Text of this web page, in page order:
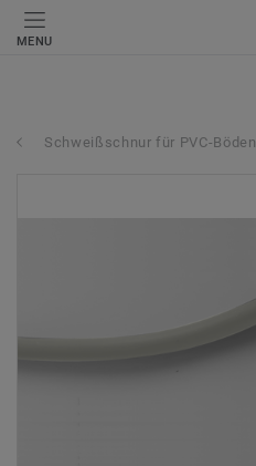
MENU
Schweißschnur für PVC-Böden